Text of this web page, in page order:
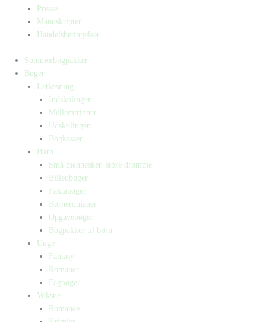
Presse
Manuskripter
Handelsbetingelser
Sommerbogpakker
Bøger
Letlæsning
Indskolingen
Mellemtrinnet
Udskolingen
Bogkasser
Børn
Små mennesker, store drømme
Billedbøger
Faktabøger
Børneromaner
Opgavebøger
Bogpakker til børn
Unge
Fantasy
Romaner
Fagbøger
Voksne
Romance